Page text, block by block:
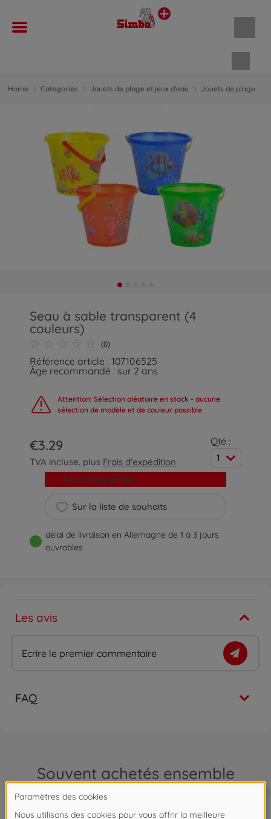
Home Catégories Jouets de plage et jeux d'eau Jouets de plage
Seau à sable transparent (4
couleurs)
(0)
Référence article : 107106525
Âge recommandé : sur 2 ans
Attention! Sélection aléatoire en stock - aucune
sélection de modèle et de couleur possible
€3.29
TVA incluse, plus Frais d'expédition
Qté :
1
Sur la liste de souhaits
Ajouter au panier
délai de livraison en Allemagne de 1 à 3 jours
ouvrables
Les avis
Ecrire le premier commentaire
FAQ
Souvent achetés ensemble